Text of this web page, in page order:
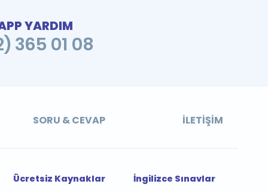
YARDIM
365 01 08
SORU & CEVAP İLETIŞIM
Ücretsiz Kaynaklar
İngilizce Sınavlar